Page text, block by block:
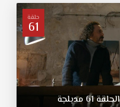
حلقة
61
الحلقة61 مدبلجة